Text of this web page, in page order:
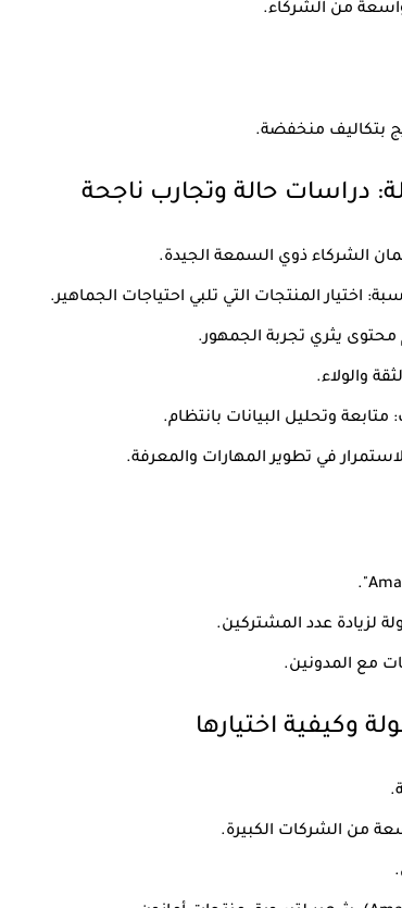
من الشركاء.
بتكاليف منخفضة.
دراسات حالة وتجارب ناجحة
الشركاء ذوي السمعة الجيدة.
اختيار المنتجات التي تلبي احتياجات الجماهير.
محتوى يثري تجربة الجمهور.
والولاء.
متابعة وتحليل البيانات بانتظام.
في تطوير المهارات والمعرفة.
لزيادة عدد المشتركين.
مع المدونين.
وكيفية اختيارها
من الشركات الكبيرة.